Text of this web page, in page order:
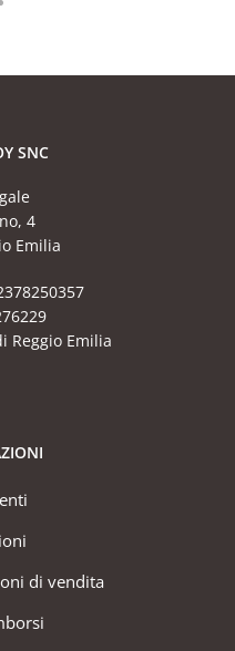
SNC
4
Emilia
Reggio Emilia
di vendita